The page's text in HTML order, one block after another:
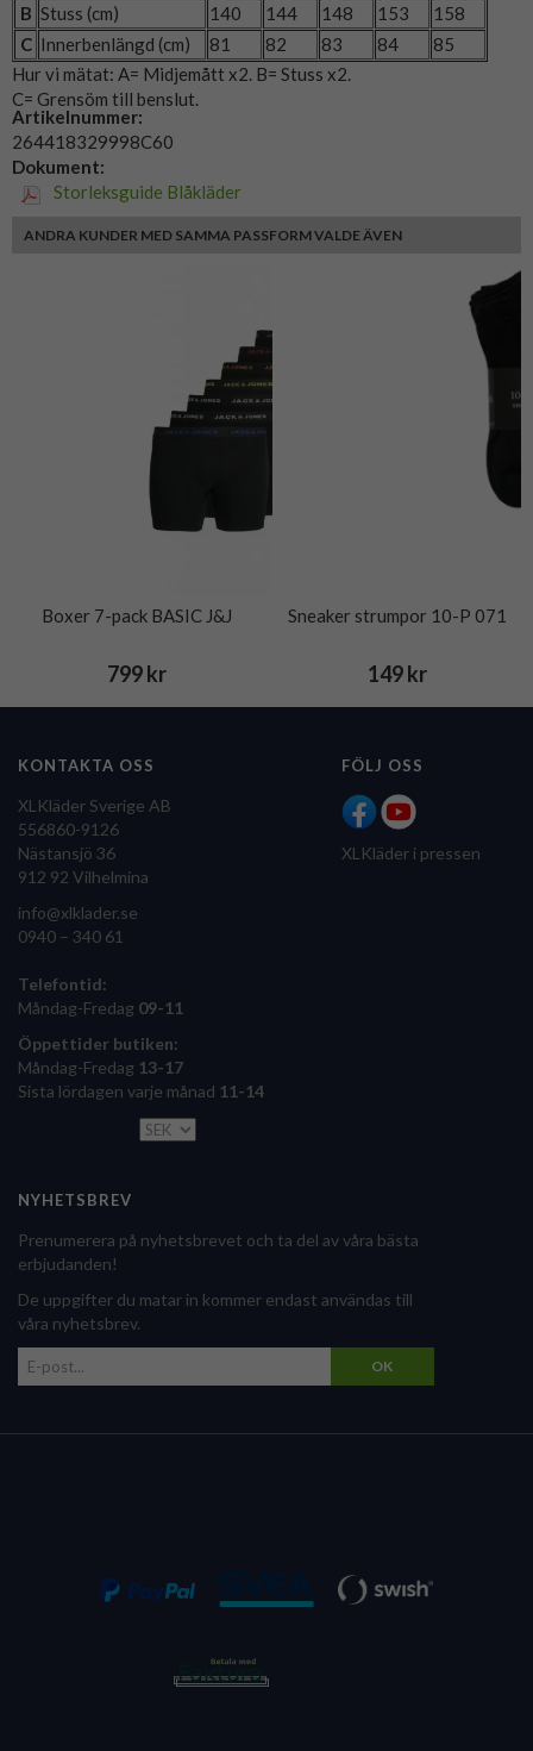
B Stuss (cm) 140 144 148 153
158
C Innerbenlängd (cm) 81 82 83 84
85
Hur vi mätat: A= Midjemått x2. B= Stuss x2.
C= Grensöm till benslut.
Artikelnummer:
264418329998C60
Dokument:
Storleksguide Blåkläder
ANDRA KUNDER MED SAMMA PASSFORM VALDE ÄVEN
Boxer 7-pack BASIC J&J
799 kr
Sneaker strumpor 10-P 071
149 kr
KONTAKTA OSS
XLKläder Sverige AB
556860-9126
Nästansjö 36
912 92 Vilhelmina
info@xlklader.se
0940 – 340 61
Telefontid:
Måndag-Fredag 09-11
Öppettider butiken:
Måndag-Fredag 13-17
Sista lördagen varje månad 11-14
FÖLJ OSS
XLKläder i pressen
NYHETSBREV
Prenumerera på nyhetsbrevet och ta del av våra bästa
erbjudanden!
De uppgifter du matar in kommer endast användas till
våra nyhetsbrev.
OK